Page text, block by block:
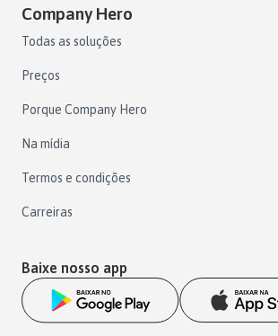
Company Hero
Todas as soluções
Preços
Porque Company Hero
Na mídia
Termos e condições
Carreiras
Baixe nosso app